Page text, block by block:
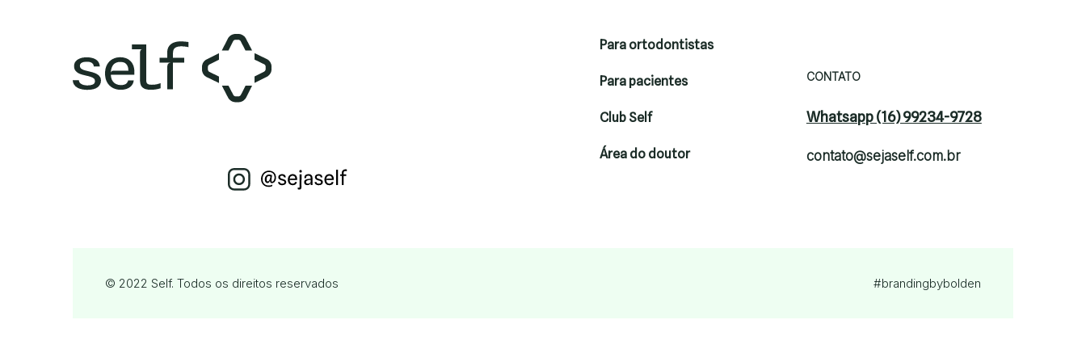
Para ortodontistas
Para pacientes
Club Self
Área do doutor
CONTATO
Whatsapp (16) 99234-9728
contato@sejaself.com.br
© 2022 Self. Todos os direitos reservados #brandingbybolden